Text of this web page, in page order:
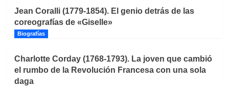
Jean Coralli (1779-1854). El genio detrás de las
coreografías de «Giselle»
Biografías
Charlotte Corday (1768-1793). La joven que cambió
el rumbo de la Revolución Francesa con una sola
daga